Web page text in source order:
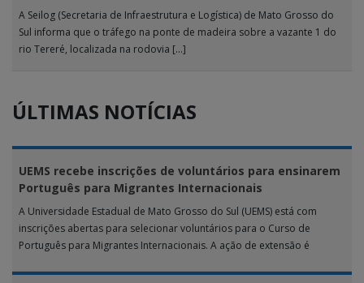
A Seilog (Secretaria de Infraestrutura e Logística) de Mato Grosso do
Sul informa que o tráfego na ponte de madeira sobre a vazante 1 do
rio Tereré, localizada na rodovia […]
ÚLTIMAS NOTÍCIAS
UEMS recebe inscrições de voluntários para ensinarem
Português para Migrantes Internacionais
A Universidade Estadual de Mato Grosso do Sul (UEMS) está com
inscrições abertas para selecionar voluntários para o Curso de
Português para Migrantes Internacionais. A ação de extensão é